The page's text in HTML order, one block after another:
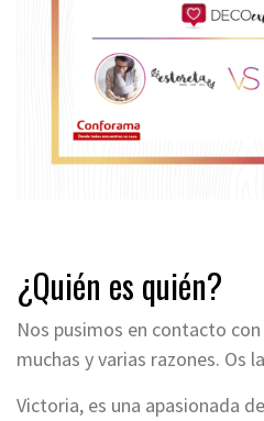
¿Quién es quién?
Nos pusimos en contacto
muchas y varias razones. Os
Victoria, es una apasionada